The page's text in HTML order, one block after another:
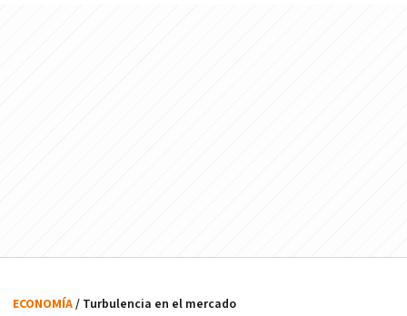
ECONOMÍA/ Turbulencia en el mercado